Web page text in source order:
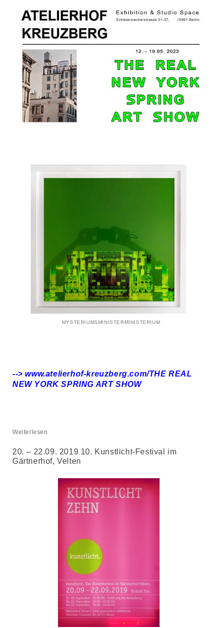
MYSTERIUMSMINISTERMINISTERIUM
--> www.atelierhof-kreuzberg.com/THE REAL
NEW YORK SPRING ART SHOW
Weiterlesen
20. – 22.09. 2019 10. Kunstlicht-Festival im
Gärtnerhof, Velten